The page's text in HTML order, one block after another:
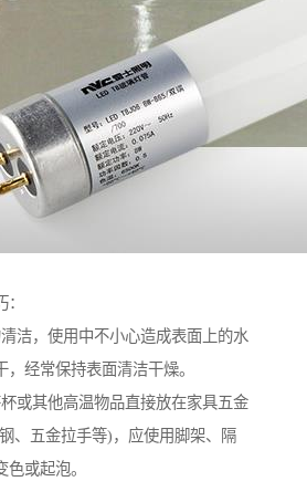
洁，使用中不小心造成表面上的水
经常保持表面清洁干燥。
或其他高温物品直接放在家具五金
、五金拉手等)，应使用脚架、隔
或起泡。